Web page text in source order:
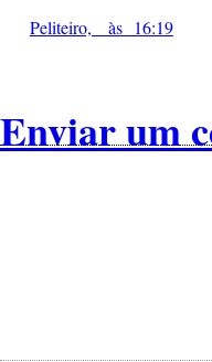
Peliteiro, às 16:19
Enviar um